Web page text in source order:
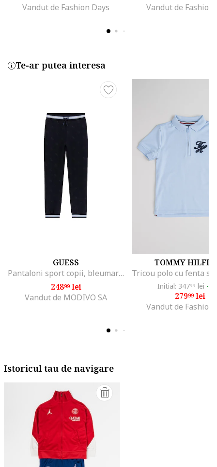
Vandut de Fashion Days
Vandut de Fashion
Te-ar putea interesa
GUESS
Pantaloni sport copii, bleumarin, poliester, set 92% poliester, 8% elastan
24899lei
Vandut de MODIVO SA
TOMMY
Initial: 34799 lei -
27999lei
Vandut de Fashion
Istoricul tau de navigare